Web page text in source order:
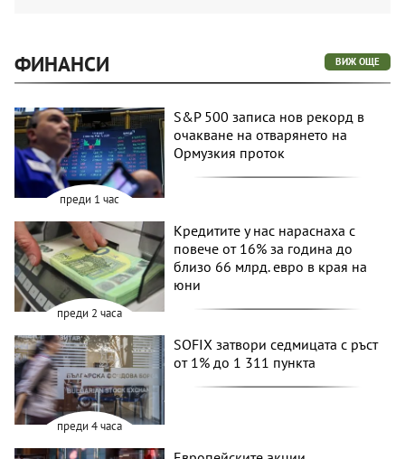
ФИНАНСИ ВИЖ ОЩЕ
преди 1 час
S&P 500 записа нов рекорд в
очакване на отварянето на
Ормузкия проток
преди 2 часа
Кредитите у нас нараснаха с
повече от 16% за година до
близо 66 млрд. евро в края на
юни
преди 4 часа
SOFIX затвори седмицата с ръст
от 1% до 1 311 пункта